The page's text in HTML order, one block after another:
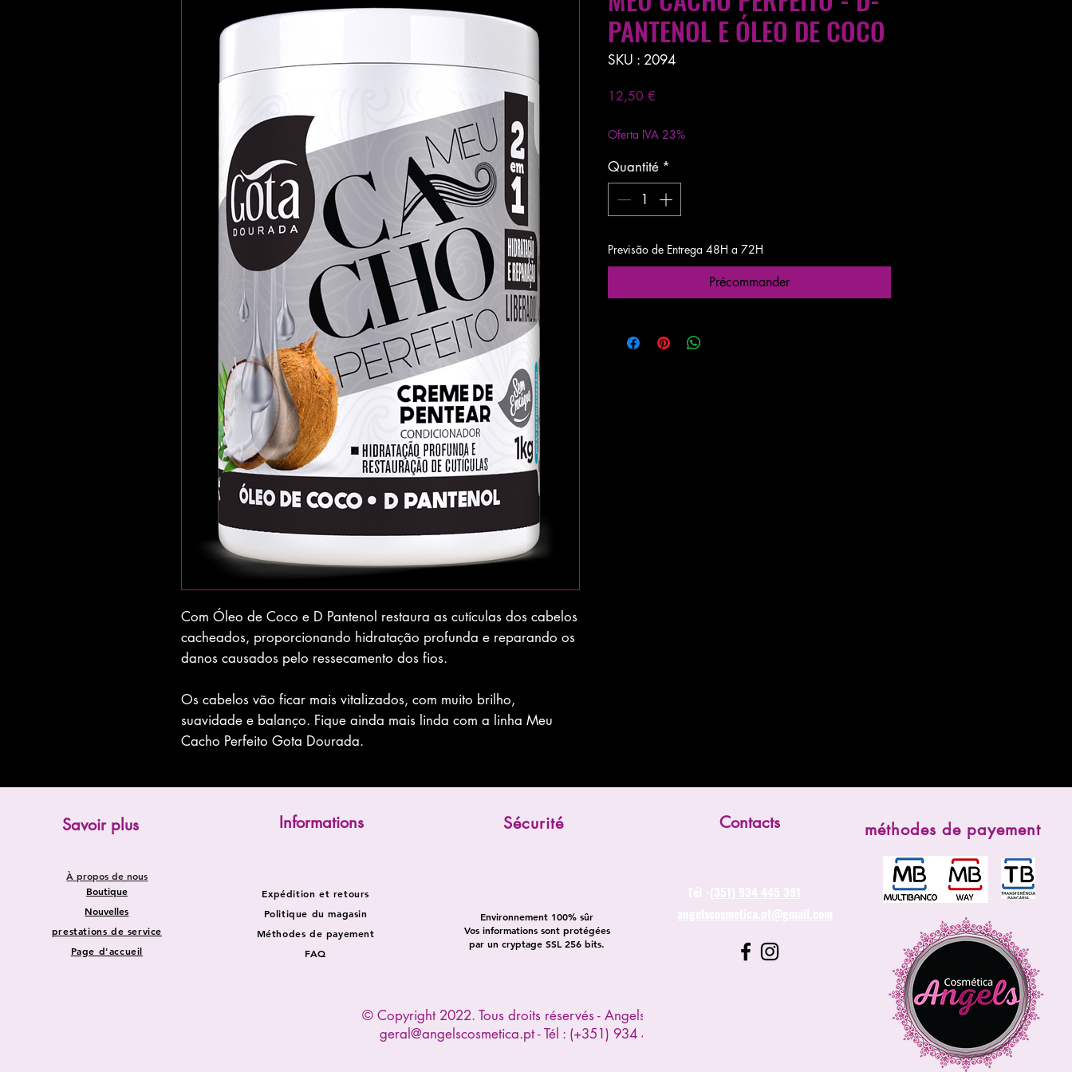
Com Óleo de Coco e D Pantenol restaura as cutículas dos cabelos
cacheados, proporcionando hidratação profunda e reparando os
danos causados pelo ressecamento dos fios.
Os cabelos vão ficar mais vitalizados, com muito brilho,
suavidade e balanço. Fique ainda mais linda com a linha Meu
Cacho Perfeito Gota Dourada.
PANTENOL E ÓLEO DE COCO
SKU : 2094
12,50 €
Oferta IVA 23%
Quantité *
Previsão de Entrega 48H a 72H
Précommander
Savoir plus
Boutique
Nouvelles
prestations de service
Page d'accueil
À propos de nous
Informations
Expédition et retours
Politique du magasin
Méthodes de payement
FAQ
Sécurité
Environnement 100% sûr
Vos informations sont protégées
par un cryptage SSL 256 bits.
© Copyright 2022. Tous droits réservés - Angels Cosmetica
geral@angelscosmetica.pt- Tél : (+351) 934 445 391
Contacts
Tél -(351) 934 445 391
angelscosmetica.pt@gmail.com
méthodes de payement